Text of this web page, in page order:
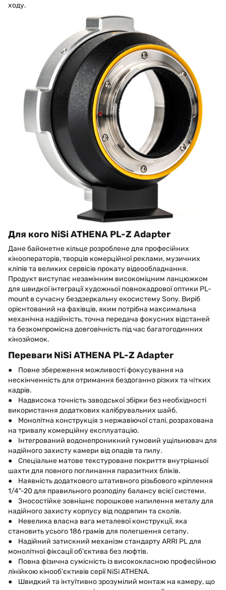
ходу.
Для кого NiSi ATHENA PL-Z Adapter
Дане байонетне кільце розроблене для професійних
кінооператорів, творців комерційної реклами, музичних
кліпів та великих сервісів прокату відеообладнання.
Продукт виступає незамінним високоміцним ланцюжком
для швидкої інтеграції художньої повнокадрової оптики PL-
mount в сучасну бездзеркальну екосистему Sony. Виріб
орієнтований на фахівців, яким потрібна максимальна
механічна надійність, точна передача фокусних відстаней
та безкомпромісна довговічність під час багатогодинних
кінозйомок.
Переваги NiSi ATHENA PL-Z Adapter
● Повне збереження можливості фокусування на
нескінченність для отримання бездоганно різких та чітких
кадрів.
● Надвисока точність заводської збірки без необхідності
використання додаткових калібрувальних шайб.
● Монолітна конструкція з нержавіючої сталі, розрахована
на тривалу комерційну експлуатацію.
● Інтегрований водонепроникний гумовий ущільнювач для
надійного захисту камери від опадів та пилу.
● Спеціальне матове текстуроване покриття внутрішньої
шахти для повного поглинання паразитних бліків.
● Наявність додаткового штативного різьбового кріплення
1/4"-20 для правильного розподілу балансу всієї системи.
● Зносостійке зовнішнє порошкове напилення металу для
надійного захисту корпусу від подряпин та сколів.
● Невелика власна вага металевої конструкції, яка
становить усього 186 грамів для полегшення сетапу.
● Надійний затискний механізм стандарту ARRI PL для
монолітної фіксації об'єктива без люфтів.
● Повна фізична сумісність із висококласною професійною
лінійкою кінооб'єктивів серії NiSi ATHENA.
● Швидкий та інтуїтивно зрозумілий монтаж на камеру, що